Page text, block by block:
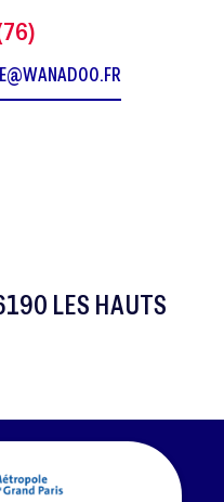
LES HAUTS